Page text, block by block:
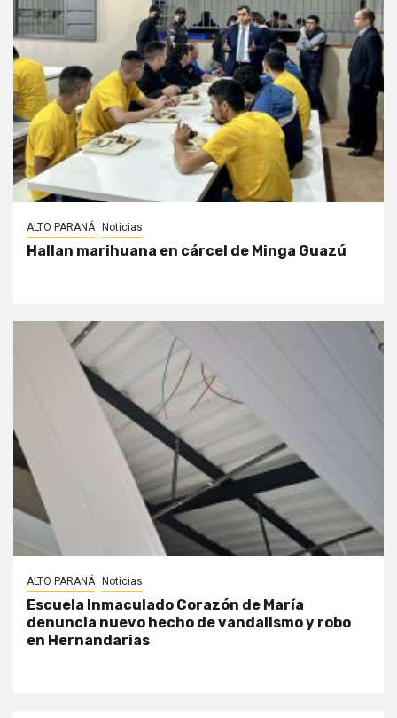
ALTO PARANÁ Noticias
Hallan marihuana en cárcel de Minga Guazú
ALTO PARANÁ Noticias
Escuela Inmaculado Corazón de María
denuncia nuevo hecho de vandalismo y robo
en Hernandarias